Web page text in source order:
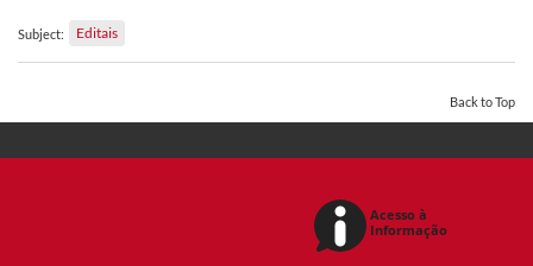
Subject: Editais
Back to Top